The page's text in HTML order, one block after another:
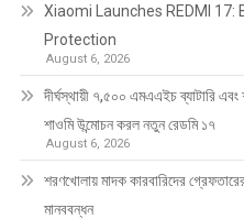
Xiaomi Launches REDMI
Protection
August 6, 2026
দীর্ঘস্থায়ী ৭,৫০০ এমএএইচ ব্যাটারি
শাওমি উন্মোচন করল নতুন রেডমি ১৭
August 6, 2026
শরণখোলায় মাদক কারবারিদের
মানববন্ধন